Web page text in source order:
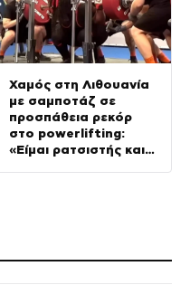
Χαμός στη Λιθουανία
με σαμποτάζ σε
προσπάθεια ρεκόρ
στο powerlifting:
«Είμαι ρατσιστής και